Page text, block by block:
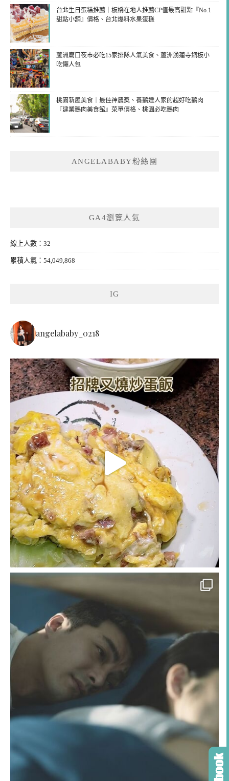
台北生日蛋糕推薦｜板橋在地人推薦CP值最高甜點『No.1
甜點小舖』價格、台北爆料水果蛋糕
蘆洲廟口夜市必吃15家排隊人氣美食、蘆洲湧蓮寺銅板小
吃懶人包
桃園新屋美食｜最佳神農獎、養鵝達人家的超好吃鵝肉
『建業鵝肉美食館』菜單價格、桃園必吃鵝肉
ANGELABABY粉絲團
GA4瀏覽人氣
線上人數：32
累積人氣：54,049,868
IG
angelababy_0218